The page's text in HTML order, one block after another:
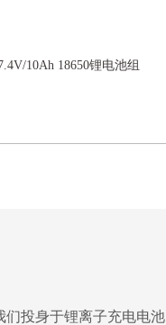
10Ah 18650锂电池组
们投身于锂离子充电电池